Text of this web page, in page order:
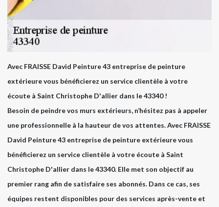
Avec FRAISSE David Peinture 43 entreprise de peinture
extérieure vous bénéficierez un service clientèle à votre
écoute à Saint Christophe D'allier dans le 43340 !
Besoin de peindre vos murs extérieurs, n’hésitez pas à appeler
une professionnelle à la hauteur de vos attentes. Avec FRAISSE
David Peinture 43 entreprise de peinture extérieure vous
bénéficierez un service clientèle à votre écoute à Saint
Christophe D'allier dans le 43340. Elle met son objectif au
premier rang afin de satisfaire ses abonnés. Dans ce cas, ses
équipes restent disponibles pour des services après-vente et